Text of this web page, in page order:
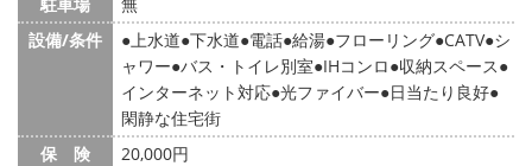
設備/条件
上水道 下水道 電話 給湯 フローリング CATV シ
ャワー バス・トイレ別室 IHコンロ 収納スペース
インターネット対応 光ファイバー 日当たり良好
閑静な住宅街
保 険
20,000円